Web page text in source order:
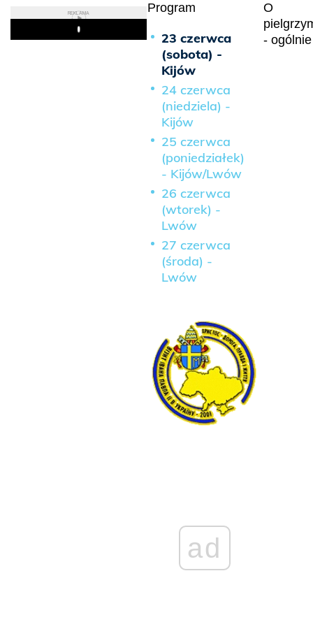
REKLAMA
Play
Program
23 czerwca
(sobota) -
Kijów
24 czerwca
(niedziela) -
Kijów
25 czerwca
(poniedziałek)
- Kijów/Lwów
26 czerwca
(wtorek) -
Lwów
27 czerwca
(środa) -
Lwów
ad
O
- ogólnie